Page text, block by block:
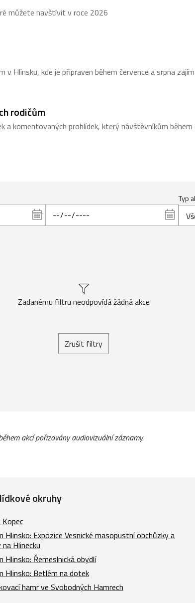
můžete navštívit v roce 2026
Hlinsku, kde je připraven během července a srpna
rodičům
a komentovaných prohlídek, který návštěvníkům
Typ
Zadanému filtru neodpovídá žádná akce
Zrušit filtry
akcí pořizovány audiovizuální záznamy.
okruhy
Kopec
Hlinsko: Expozice Vesnické masopustní obchůzky a
Hlinecku
Hlinsko: Řemeslnická obydlí
Hlinsko: Betlém na dotek
hamr ve Svobodných Hamrech